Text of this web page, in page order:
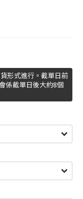
形式進行。截單日前
係截單日後大約8個